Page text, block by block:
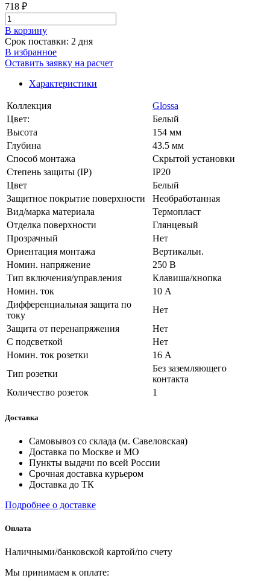
718 ₽
В корзинy
Срок поставки: 2 дня
В избранное
Оставить заявку на расчет
Характеристики
Коллекция
Glossa
Цвет:
Белый
Высота
154 мм
Глубина
43.5 мм
Способ монтажа
Скрытой установки
Степень защиты (IP)
IP20
Цвет
Белый
Защитное покрытие поверхности
Необработанная
Вид/марка материала
Термопласт
Отделка поверхности
Глянцевый
Прозрачный
Нет
Ориентация монтажа
Вертикальн.
Номин. напряжение
250 В
Тип включения/управления
Клавиша/кнопка
Номин. ток
10 А
Дифференциальная защита по
току
Нет
Защита от перенапряжения
Нет
С подсветкой
Нет
Номин. ток розетки
16 А
Тип розетки
Без заземляющего
контакта
Количество розеток
1
Доставка
Самовывоз со склада (м. Савеловская)
Доставка по Москве и МО
Пункты выдачи по всей России
Срочная доставка курьером
Доставка до ТК
Подробнее о доставке
Оплата
Наличными/банковской картой/по счету
Мы принимаем к оплате: